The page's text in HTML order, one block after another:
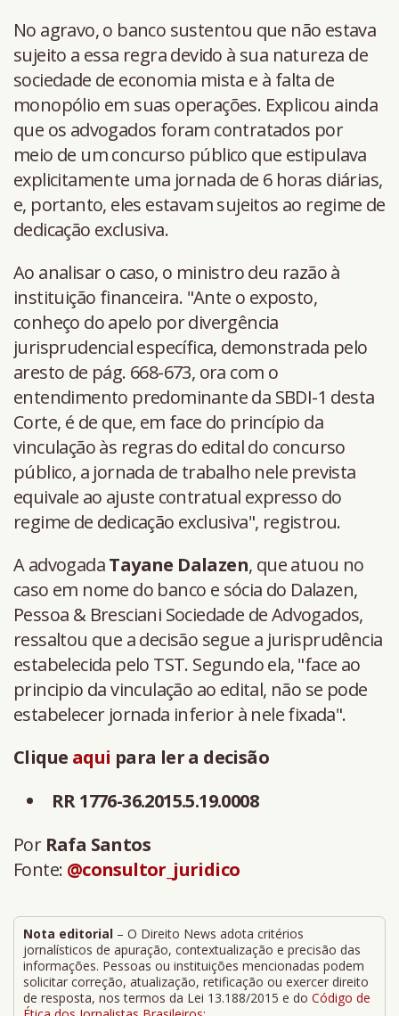
No agravo, o banco sustentou que não estava
sujeito a essa regra devido à sua natureza de
sociedade de economia mista e à falta de
monopólio em suas operações. Explicou ainda
que os advogados foram contratados por
meio de um concurso público que estipulava
explicitamente uma jornada de 6 horas diárias,
e, portanto, eles estavam sujeitos ao regime de
dedicação exclusiva.
Ao analisar o caso, o ministro deu razão à
instituição financeira. "Ante o exposto,
conheço do apelo por divergência
jurisprudencial específica, demonstrada pelo
aresto de pág. 668-673, ora com o
entendimento predominante da SBDI-1 desta
Corte, é de que, em face do princípio da
vinculação às regras do edital do concurso
público, a jornada de trabalho nele prevista
equivale ao ajuste contratual expresso do
regime de dedicação exclusiva", registrou.
A advogadaTayane Dalazen, que atuou no
caso em nome do banco e sócia do Dalazen,
Pessoa & Bresciani Sociedade de Advogados,
ressaltou que a decisão segue a jurisprudência
estabelecida pelo TST. Segundo ela, "face ao
principio da vinculação ao edital, não se pode
estabelecer jornada inferior à nele fixada".
Clique aqui para ler a decisão
RR 1776-36.2015.5.19.0008
Por Rafa Santos
Fonte: @consultor_juridico
Nota editorial – O Direito News adota critérios
jornalísticos de apuração, contextualização e precisão das
informações. Pessoas ou instituições mencionadas podem
solicitar correção, atualização, retificação ou exercer direito
de resposta, nos termos da Lei 13.188/2015 e do Código de